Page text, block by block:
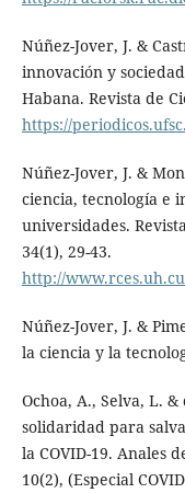
Núñez-Jover, J. &
innovación y
Habana. Revista de
https://
Núñez-Jover, J. &
ciencia, tecnología e
universidades.
34(1), 29-43.
http://
Núñez-Jover, J. &
la ciencia y la
Ochoa, A., Selva, L.
solidaridad para
la COVID-19. Anales
10(2), (Especial